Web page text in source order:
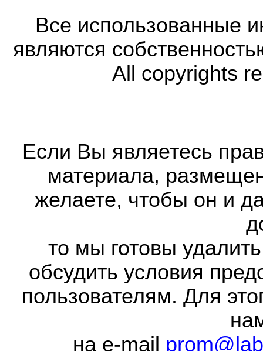
Все использованные
являются
All copyrights
Если Вы являетесь
материала,
желаете, чтобы он и
то мы готовы
обсудить условия
пользователям. Для
на e-mail